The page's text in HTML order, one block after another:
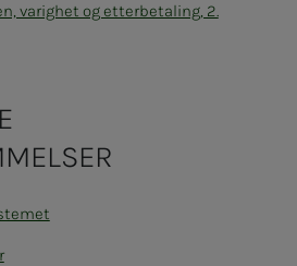
varighet og etterbetaling, 2.